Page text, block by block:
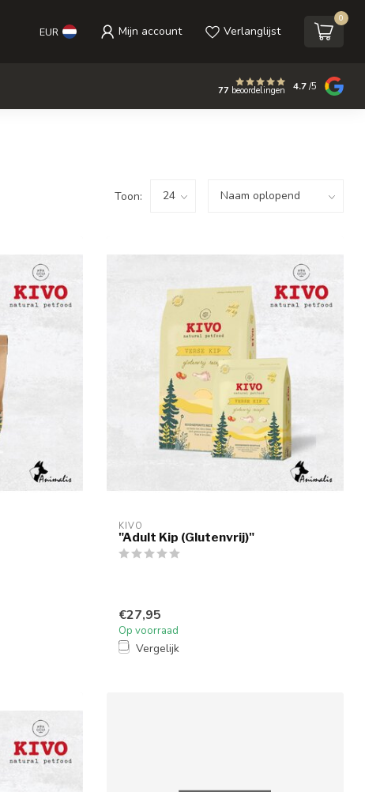
EUR Mijn account Verlanglijst
0
77 beoordelingen 4.7/5
Toon:
KIVO
"Adult Kip (Glutenvrij)"
€27,95
Op voorraad
Vergelijk